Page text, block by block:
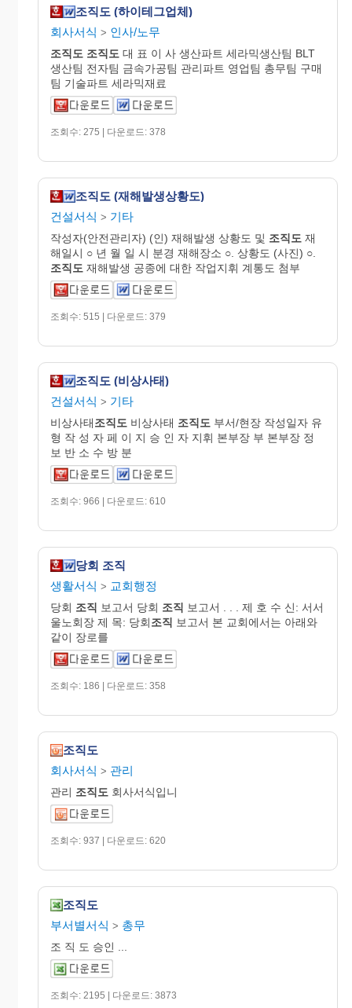
조직도 (하이테그업체)
회사서식 > 인사/노무
조직도 조직도 대 표 이 사 생산파트 세라믹생산팀 BLT
생산팀 전자팀 금속가공팀 관리파트 영업팀 총무팀 구매
팀 기술파트 세라믹재료
조회수: 275 | 다운로드: 378
조직도 (재해발생상황도)
건설서식 > 기타
작성자(안전관리자) (인) 재해발생 상황도 및 조직도 재
해일시 ○ 년 월 일 시 분경 재해장소 ○. 상황도 (사진) ○.
조직도 재해발생 공종에 대한 작업지휘 계통도 첨부
조회수: 515 | 다운로드: 379
조직도 (비상사태)
건설서식 > 기타
비상사태조직도 비상사태 조직도 부서/현장 작성일자 유
형 작 성 자 페 이 지 승 인 자 지휘 본부장 부 본부장 정
보 반 소 수 방 분
조회수: 966 | 다운로드: 610
당회 조직
생활서식 > 교회행정
당회 조직 보고서 당회 조직 보고서 . . . 제 호 수 신: 서서
울노회장 제 목: 당회조직 보고서 본 교회에서는 아래와
같이 장로를
조회수: 186 | 다운로드: 358
조직도
회사서식 > 관리
관리 조직도 회사서식입니
조회수: 937 | 다운로드: 620
조직도
부서별서식 > 총무
조 직 도 승인 ...
조회수: 2195 | 다운로드: 3873